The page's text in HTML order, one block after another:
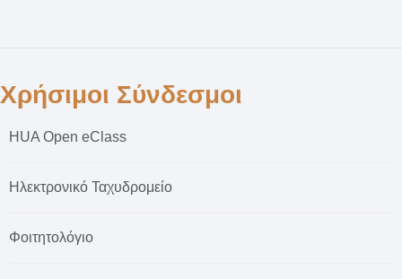
Χρήσιμοι Σύνδεσμοι
HUA Open eClass
Ηλεκτρονικό Ταχυδρομείο
Φοιτητολόγιο